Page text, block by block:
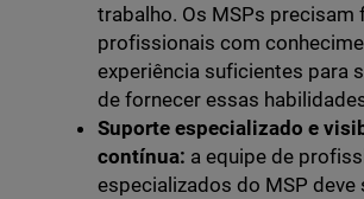
trabalho. Os MSPs precisam
profissionais com
experiência suficientes para
de fornecer essas
Suporte especializado e
contínua: a equipe de
especializados do MSP deve